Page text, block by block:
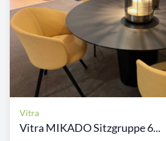
Vitra
Vitra MIKADO Sitzgruppe 6...